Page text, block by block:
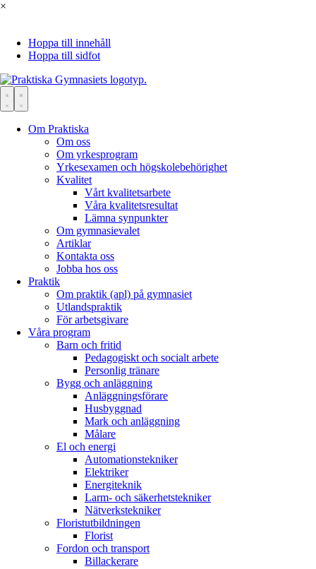
×
Hoppa till innehåll
Hoppa till sidfot
Om Praktiska
Om oss
Om yrkesprogram
Yrkesexamen och högskolebehörighet
Kvalitet
Vårt kvalitetsarbete
Våra kvalitetsresultat
Lämna synpunkter
Om gymnasievalet
Artiklar
Kontakta oss
Jobba hos oss
Praktik
Om praktik (apl) på gymnasiet
Utlandspraktik
För arbetsgivare
Våra program
Barn och fritid
Pedagogiskt och socialt arbete
Personlig tränare
Bygg och anläggning
Anläggningsförare
Husbyggnad
Mark och anläggning
Målare
El och energi
Automationstekniker
Elektriker
Energiteknik
Larm- och säkerhetstekniker
Nätverkstekniker
Floristutbildningen
Florist
Fordon och transport
Billackerare